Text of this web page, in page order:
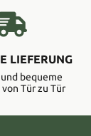
LIEFERUNG
bequeme
Tür zu Tür